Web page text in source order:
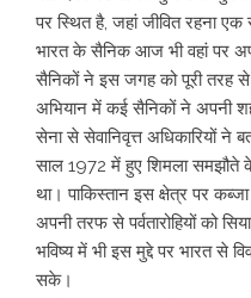
पर स्थित है, जहां जीवित रहना
भारत के सैनिक आज भी वहां पर
सैनिकों ने इस जगह को पूरी तरह
अभियान में कई सैनिकों ने अपनी
सेना से सेवानिवृत्त अधिकारियों ने
साल 1972 में हुए शिमला समझौते
था। पाकिस्तान इस क्षेत्र पर
अपनी तरफ से पर्वतारोहियों को
भविष्य में भी इस मुद्दे पर भारत से
सके।